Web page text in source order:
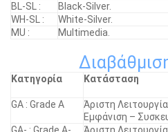
BL-SL :
Black-Silver.
WH-SL :
White-Silver.
MU :
Multimedia.
Κατηγορία Κατάσταση
GA : Grade A
Άριστη
Εμφάνιση –